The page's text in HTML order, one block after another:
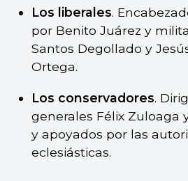
Los liberales.
por Benito Juárez y
Santos Degollado y
Ortega.
Los conservadores.
generales Félix Zuloaga
y apoyados por las
eclesiásticas.